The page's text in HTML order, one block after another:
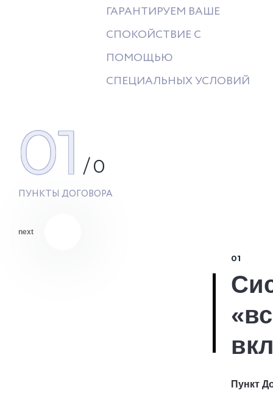
ГАРАНТИРУЕМ ВАШЕ
СПОКОЙСТВИЕ С
ПОМОЩЬЮ
СПЕЦИАЛЬНЫХ УСЛОВИЙ
01 /0
ПУНКТЫ ДОГОВОРА
next
01
Пункт